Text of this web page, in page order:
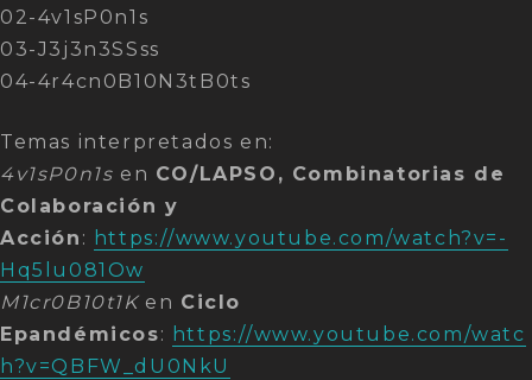
02-4v1sP0n1s
03-J3j3n3SSss
04-4r4cn0B10N3tB0ts
Temas interpretados en:
4v1sP0n1s en CO/LAPSO, Combinatorias de
Colaboración y
Acción : https://www.youtube.com/watch?v=-
Hq5lu081Ow
M1cr0B10t1Ken Ciclo
Epandémicos: https://www.youtube.com/watc
h?v=QBFW_dU0NkU